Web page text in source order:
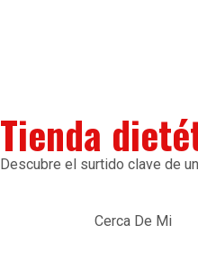
Tienda
Descubre el surtido clave de
Cerca De Mi